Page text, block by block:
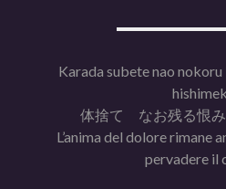
Karada subete nao
体捨て なお残る恨み
L’anima del dolore rimane
pervadere il